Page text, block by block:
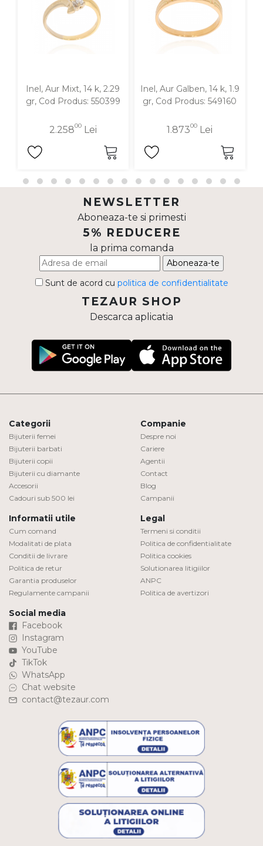
Inel, Aur Mixt, 14 k, 2.29
gr, Cod Produs: 550399
2.25800Lei
Inel, Aur Galben, 14 k, 1.9
gr, Cod Produs: 549160
1.87300 Lei
NEWSLETTER
Aboneaza-te si primesti
5% REDUCERE
la prima comanda
Aboneaza-te
Sunt de acord cu politica de confidentialitate
TEZAUR SHOP
Descarca aplicatia
Categorii
Bijuterii femei
Bijuterii barbati
Bijuterii copii
Bijuterii cu diamante
Accesorii
Cadouri sub 500 lei
Companie
Despre noi
Cariere
Agentii
Contact
Blog
Campanii
Informatii utile
Cum comand
Modalitati de plata
Conditii de livrare
Politica de retur
Garantia produselor
Regulamente campanii
Legal
Termeni si conditii
Politica de confidentialitate
Politica cookies
Solutionarea litigiilor
ANPC
Politica de avertizori
Social media
Facebook
Instagram
YouTube
TikTok
WhatsApp
Chat website
contact@tezaur.com